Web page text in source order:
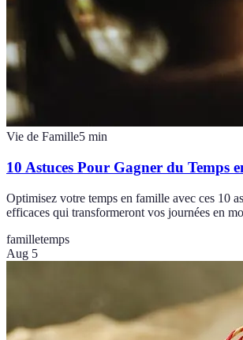
Vie de Famille5 min
10 Astuces Pour Gagner du Temps
Optimisez votre temps en famille avec ces 10
efficaces qui transformeront vos journées en
familletemps
Aug 5